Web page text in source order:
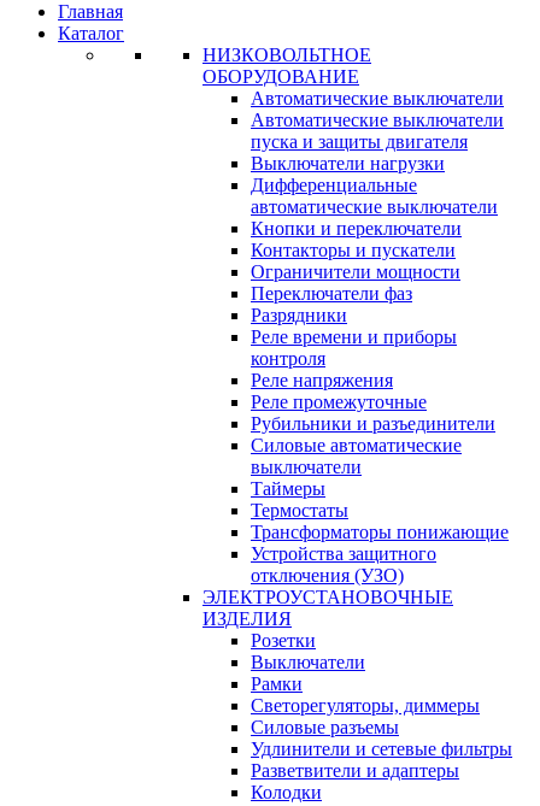
Главная
Каталог
НИЗКОВОЛЬТНОЕ
ОБОРУДОВАНИЕ
Автоматические выключатели
Автоматические выключатели
пуска и защиты двигателя
Выключатели нагрузки
Дифференциальные
автоматические выключатели
Кнопки и переключатели
Контакторы и пускатели
Ограничители мощности
Переключатели фаз
Разрядники
Реле времени и приборы
контроля
Реле напряжения
Реле промежуточные
Рубильники и разъединители
Силовые автоматические
выключатели
Таймеры
Термостаты
Трансформаторы понижающие
Устройства защитного
отключения (УЗО)
ЭЛЕКТРОУСТАНОВОЧНЫЕ
ИЗДЕЛИЯ
Розетки
Выключатели
Рамки
Светорегуляторы, диммеры
Силовые разъемы
Удлинители и сетевые фильтры
Разветвители и адаптеры
Колодки